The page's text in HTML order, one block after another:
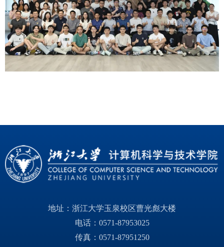
地址：浙江大学玉泉校区曹光彪大楼
电话：0571-87953025
传真：0571-87951250